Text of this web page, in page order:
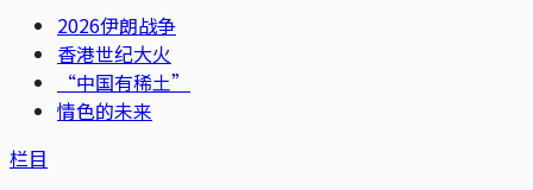
2026伊朗战争
香港世纪大火
“中国有稀土”
情色的未来
栏目